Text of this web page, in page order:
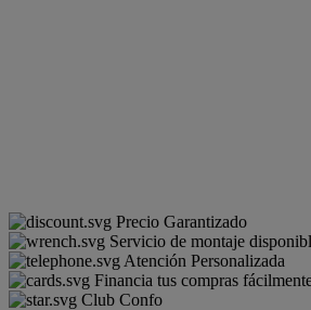
Precio Garantizado
Servicio de montaje
Atención Personalizada
Financia tus compras
Club Confo